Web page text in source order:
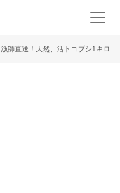
漁師直送！天然、活トコブシ1キロ